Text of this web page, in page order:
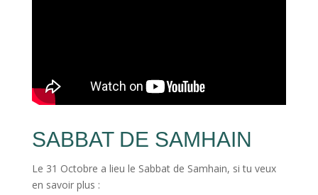
SABBAT DE SAMHAIN
Le 31 Octobre a lieu le Sabbat de Samhain, si tu veux
en savoir plus :